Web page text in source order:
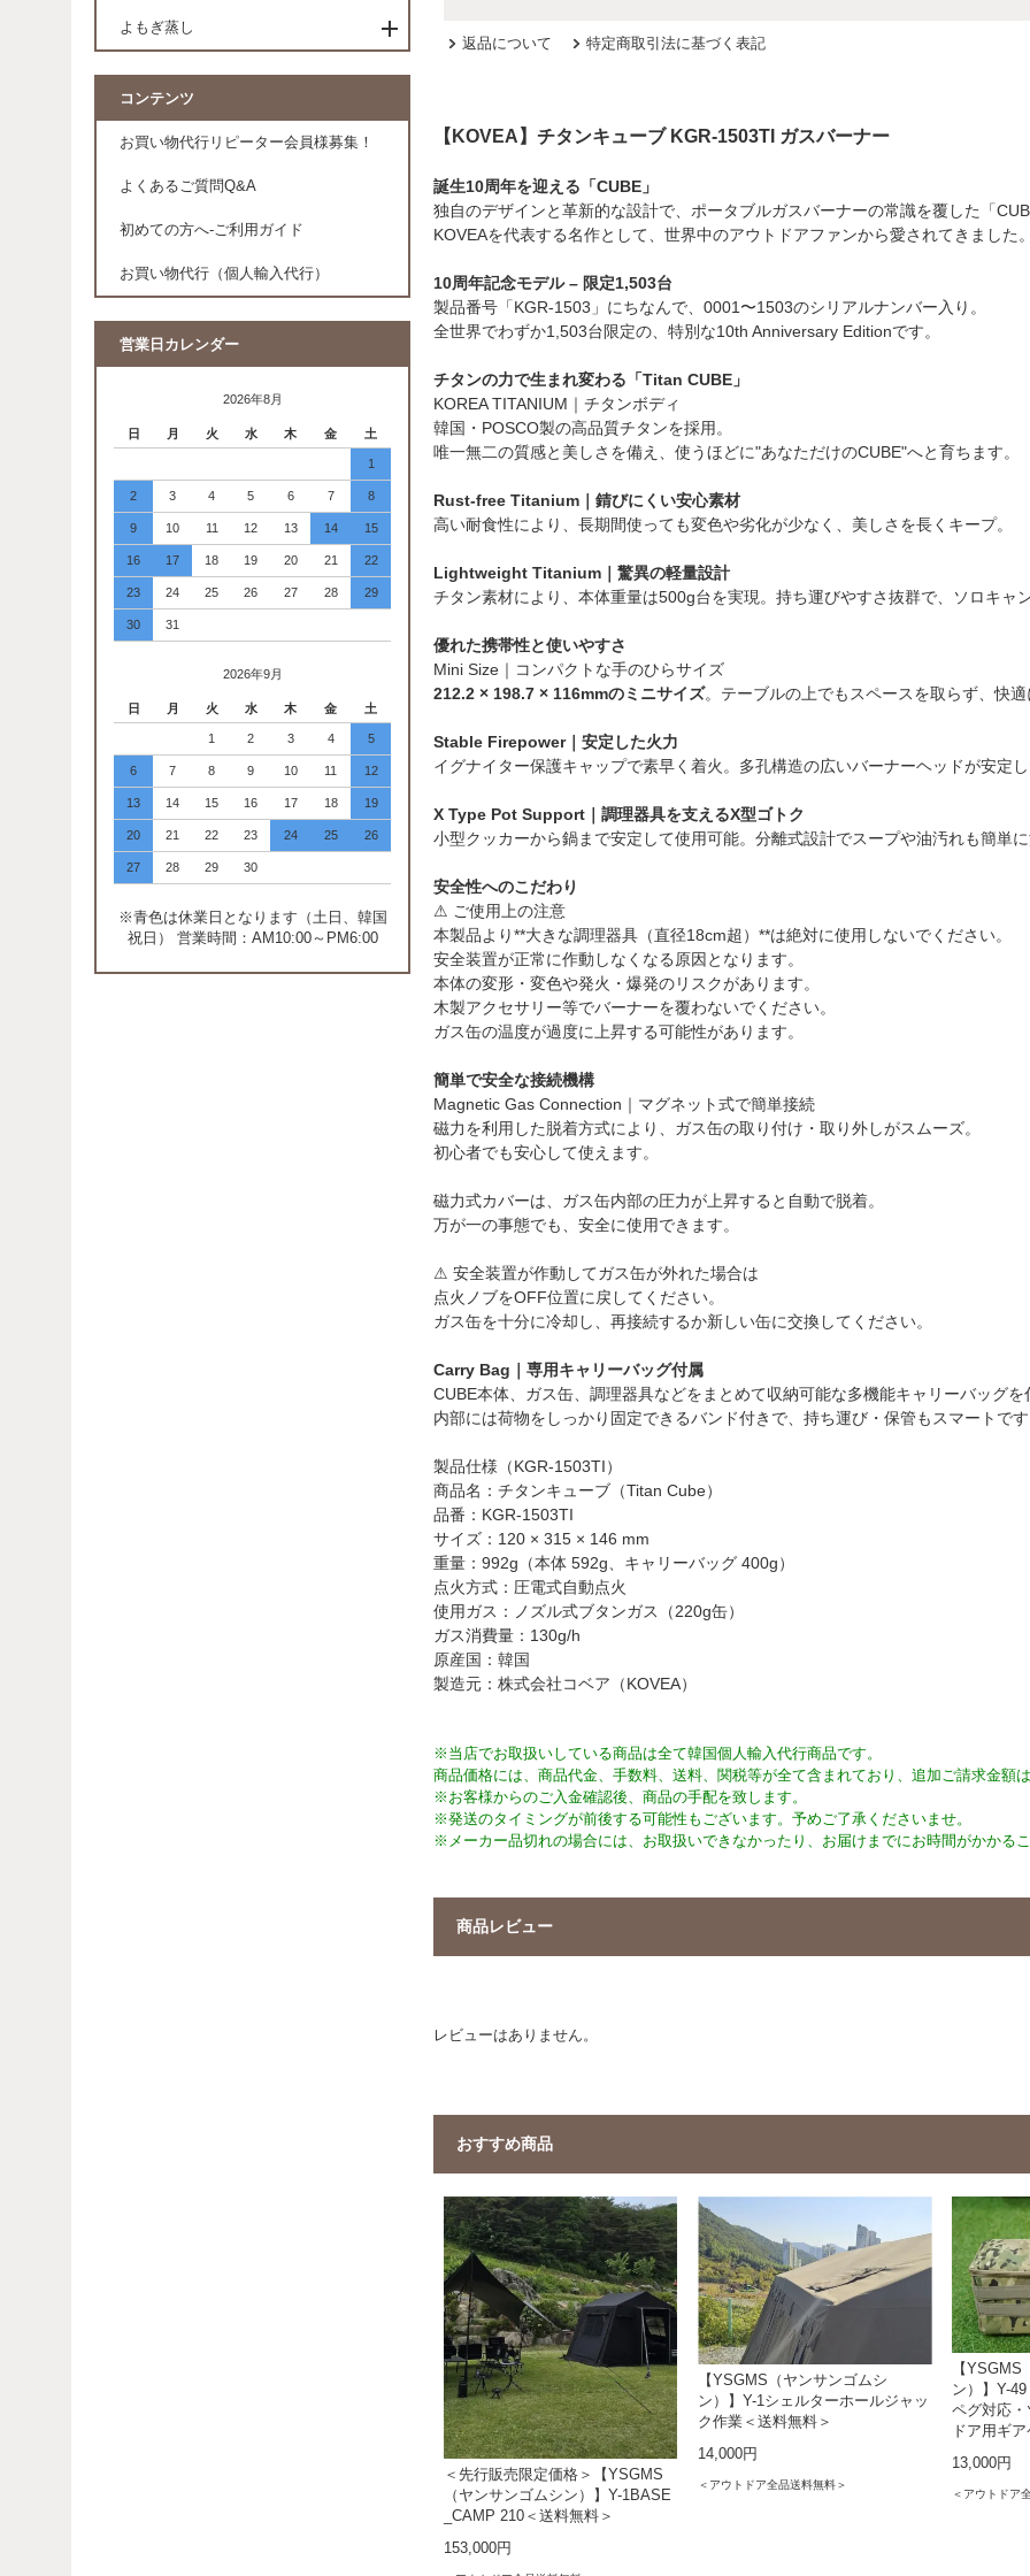
返品について 特定商取引法に基づく表記
【KOVEA】チタンキューブ KGR-1503TI ガスバーナー
誕生10周年を迎える「CUBE」
独自のデザインと革新的な設計で、ポータブルガスバーナーの常識を覆した「
KOVEAを代表する名作として、世界中のアウトドアファンから愛されてきました。
10周年記念モデル – 限定1,503台
製品番号「KGR-1503」にちなんで、0001〜1503のシリアルナンバー入り。
全世界でわずか1,503台限定の、特別な10th Anniversary Editionです。
チタンの力で生まれ変わる「Titan CUBE」
KOREA TITANIUM｜チタンボディ
韓国・POSCO製の高品質チタンを採用。
唯一無二の質感と美しさを備え、使うほどに"あなただけのCUBE"へと育ちます。
Rust-free Titanium｜錆びにくい安心素材
高い耐食性により、長期間使っても変色や劣化が少なく、美しさを長くキープ。
Lightweight Titanium｜驚異の軽量設計
チタン素材により、本体重量は500g台を実現。持ち運びやすさ抜群で、ソロキャ
優れた携帯性と使いやすさ
Mini Size｜コンパクトな手のひらサイズ
212.2 × 198.7 × 116mmのミニサイズ。テーブルの上でもスペースを取らず、快適
Stable Firepower｜安定した火力
イグナイター保護キャップで素早く着火。多孔構造の広いバーナーヘッドが安定
X Type Pot Support｜調理器具を支えるX型ゴトク
小型クッカーから鍋まで安定して使用可能。分離式設計でスープや油汚れも簡単に
安全性へのこだわり
⚠ ご使用上の注意
本製品より**大きな調理器具（直径18cm超）**は絶対に使用しないでください。
安全装置が正常に作動しなくなる原因となります。
本体の変形・変色や発火・爆発のリスクがあります。
木製アクセサリー等でバーナーを覆わないでください。
ガス缶の温度が過度に上昇する可能性があります。
簡単で安全な接続機構
Magnetic Gas Connection｜マグネット式で簡単接続
磁力を利用した脱着方式により、ガス缶の取り付け・取り外しがスムーズ。
初心者でも安心して使えます。
磁力式カバーは、ガス缶内部の圧力が上昇すると自動で脱着。
万が一の事態でも、安全に使用できます。
⚠ 安全装置が作動してガス缶が外れた場合は
点火ノブをOFF位置に戻してください。
ガス缶を十分に冷却し、再接続するか新しい缶に交換してください。
Carry Bag｜専用キャリーバッグ付属
CUBE本体、ガス缶、調理器具などをまとめて収納可能な多機能キャリーバッグを
内部には荷物をしっかり固定できるバンド付きで、持ち運び・保管もスマートです
製品仕様（KGR-1503TI）
商品名：チタンキューブ（Titan Cube）
品番：KGR-1503TI
サイズ：120 × 315 × 146 mm
重量：992g（本体 592g、キャリーバッグ 400g）
点火方式：圧電式自動点火
使用ガス：ノズル式ブタンガス（220g缶）
ガス消費量：130g/h
原産国：韓国
製造元：株式会社コベア（KOVEA）
※当店でお取扱いしている商品は全て韓国個人輸入代行商品です。
商品価格には、商品代金、手数料、送料、関税等が全て含まれており、追加ご請求金額は
※お客様からのご入金確認後、商品の手配を致します。
※発送のタイミングが前後する可能性もございます。予めご了承くださいませ。
※メーカー品切れの場合には、お取扱いできなかったり、お届けまでにお時間がかかる
商品レビュー
レビューはありません。
おすすめ商品
＜先行販売限定価格＞【YSGMS
（ヤンサンゴムシン）】Y-1BASE
_CAMP 210＜送料無料＞
153,000円
【YSGMS（ヤンサンゴムシ
ン）】Y-1シェルターホールジャッ
ク作業＜送料無料＞
14,000円
＜アウトドア全品送料無料＞
【YSGMS
ン）】Y-
ペグ対応・
ドア用ギ
13,000円
＜アウトドア
よもぎ蒸し
コンテンツ
お買い物代行リピーター会員様募集！
よくあるご質問Q&A
初めての方へ-ご利用ガイド
お買い物代行（個人輸入代行）
営業日カレンダー
2026年8月
日 月 火 水 木 金 土
1
2 3 4 5 6 7 8
9 10 11 12 13 14 15
16 17 18 19 20 21 22
23 24 25 26 27 28 29
30 31
2026年9月
日 月 火 水 木 金 土
1 2 3 4 5
6 7 8 9 10 11 12
13 14 15 16 17 18 19
20 21 22 23 24 25 26
27 28 29 30
※青色は休業日となります（土日、韓国
祝日） 営業時間：AM10:00～PM6:00